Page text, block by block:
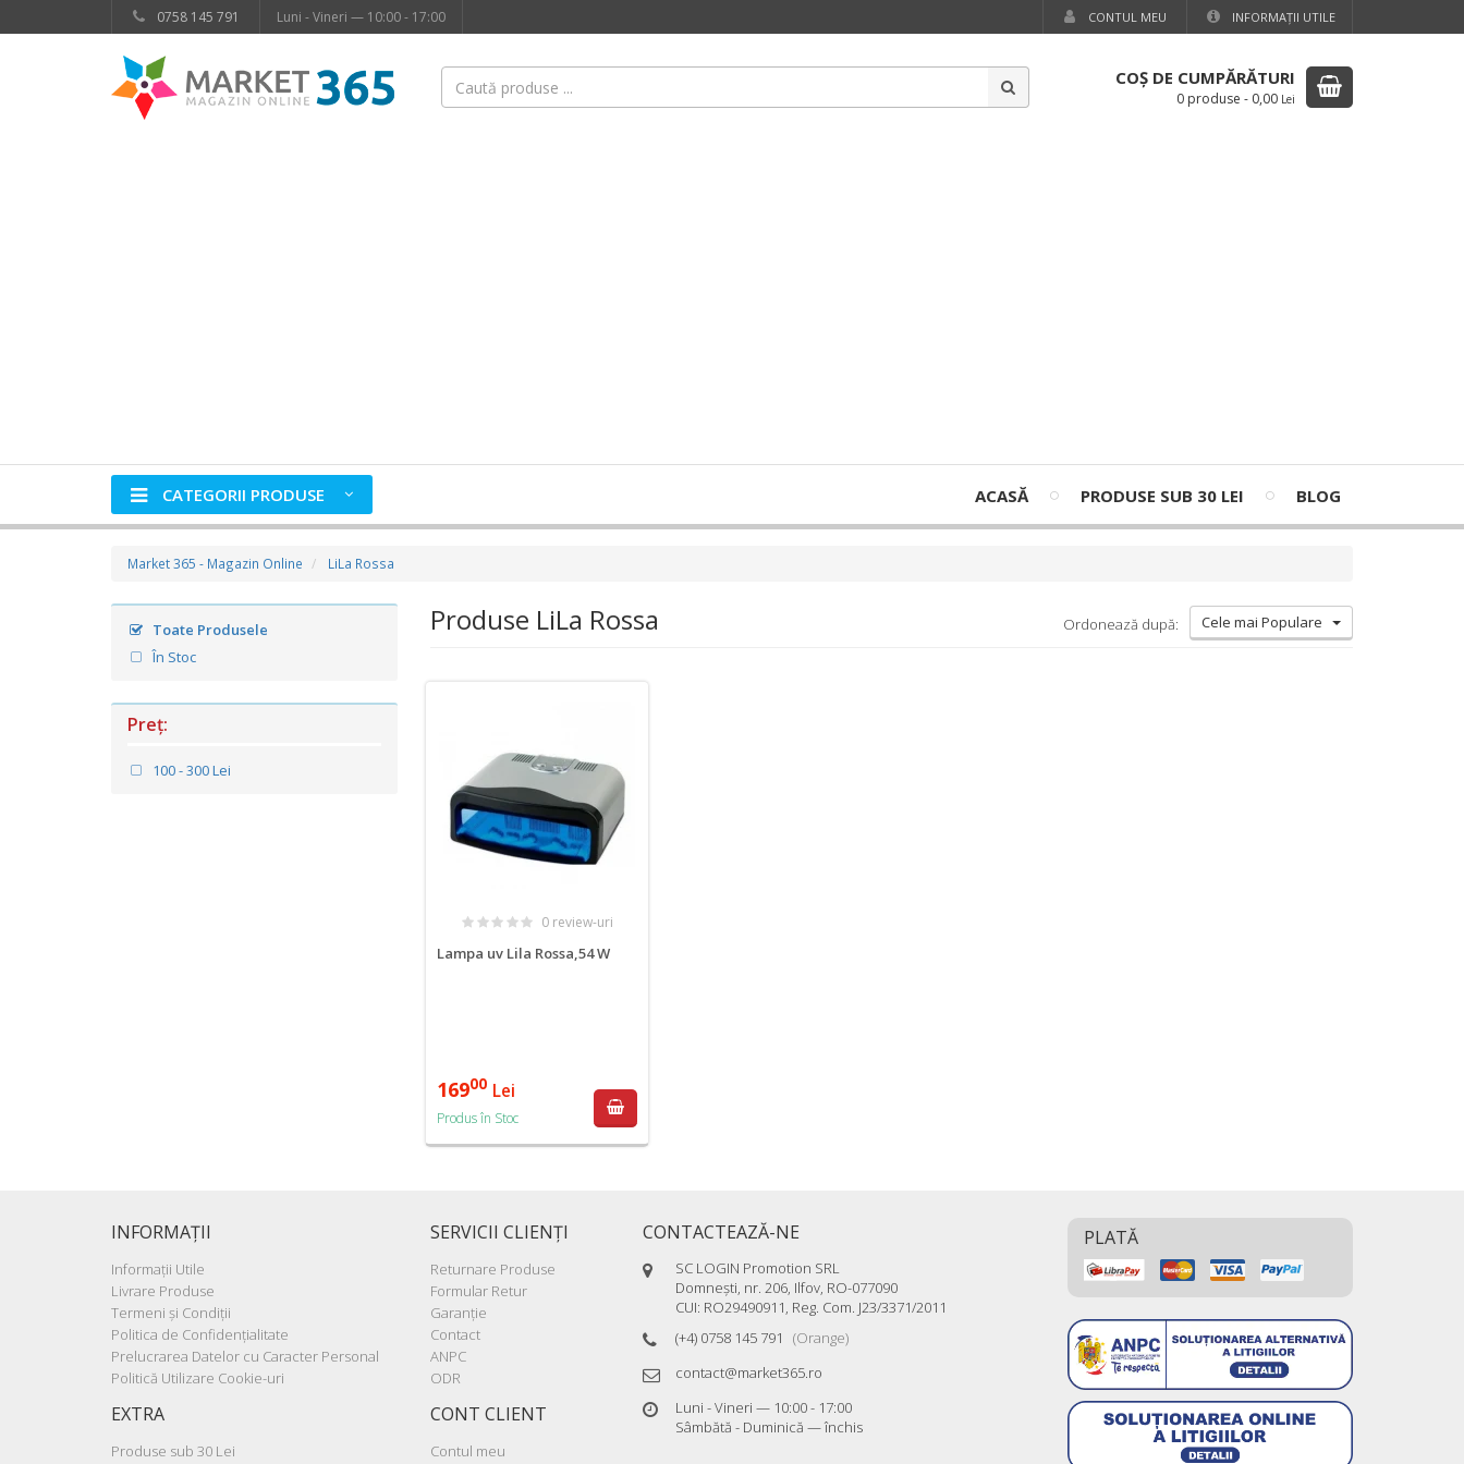
0758 145 791 Luni - Vineri — 10:00 - 17:00 CONTUL MEU INFORMAŢII UTILE
COŞ DE CUMPĂRĂTURI
0 produse - 0,00 Lei
CATEGORII PRODUSE ACASĂ PRODUSE SUB 30 LEI BLOG
Market 365 - Magazin Online LiLa Rossa
Produse LiLa Rossa Cele mai Populare
Ordonează după:
0 review-uri
Lampa uv Lila Rossa,54 W
16900 Lei
Produs în Stoc
Toate Produsele
În Stoc
Preţ:
100 - 300 Lei
INFORMAŢII
Informaţii Utile
Livrare Produse
Termeni şi Condiţii
Politica de Confidenţialitate
Prelucrarea Datelor cu Caracter Personal
Politică Utilizare Cookie-uri
EXTRA
Produse sub 30 Lei
SERVICII CLIENŢI
Returnare Produse
Formular Retur
Garanţie
Contact
ANPC
ODR
CONT CLIENT
Contul meu
CONTACTEAZĂ-NE
SC LOGIN Promotion SRL
Domneşti, nr. 206, Ilfov, RO-077090
CUI: RO29490911, Reg. Com. J23/3371/2011
(+4) 0758 145 791 (Orange)
contact@market365.ro
Luni - Vineri — 10:00 - 17:00
Sâmbătă - Duminică — închis
PLATĂ